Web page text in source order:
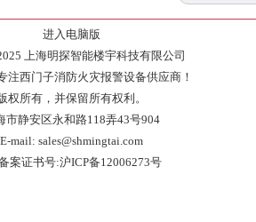
进入电脑版
上海明探智能楼宇科技有限公司
注西门子消防火灾报警设备供应商！
权所有，并保留所有权利。
市静安区永和路118弄43号904
E-mail: sales@shmingtai.com
案证书号:沪ICP备12006273号